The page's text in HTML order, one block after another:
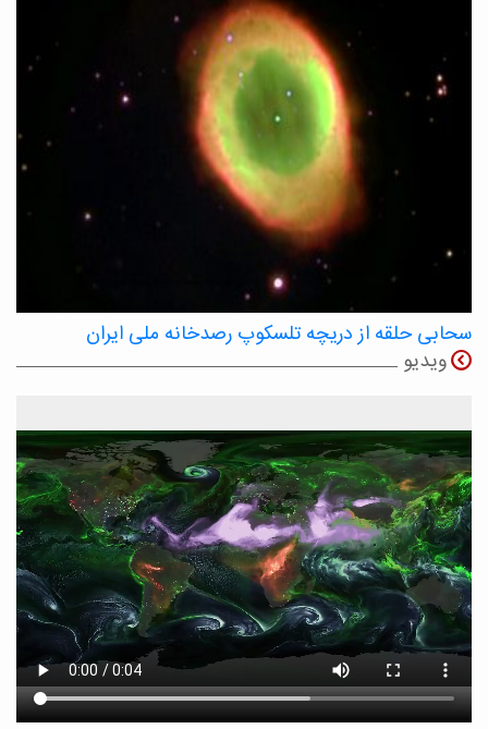
سحابی حلقه از دریچه تلسکوپ رصدخانه ملی ایران
ویدیو